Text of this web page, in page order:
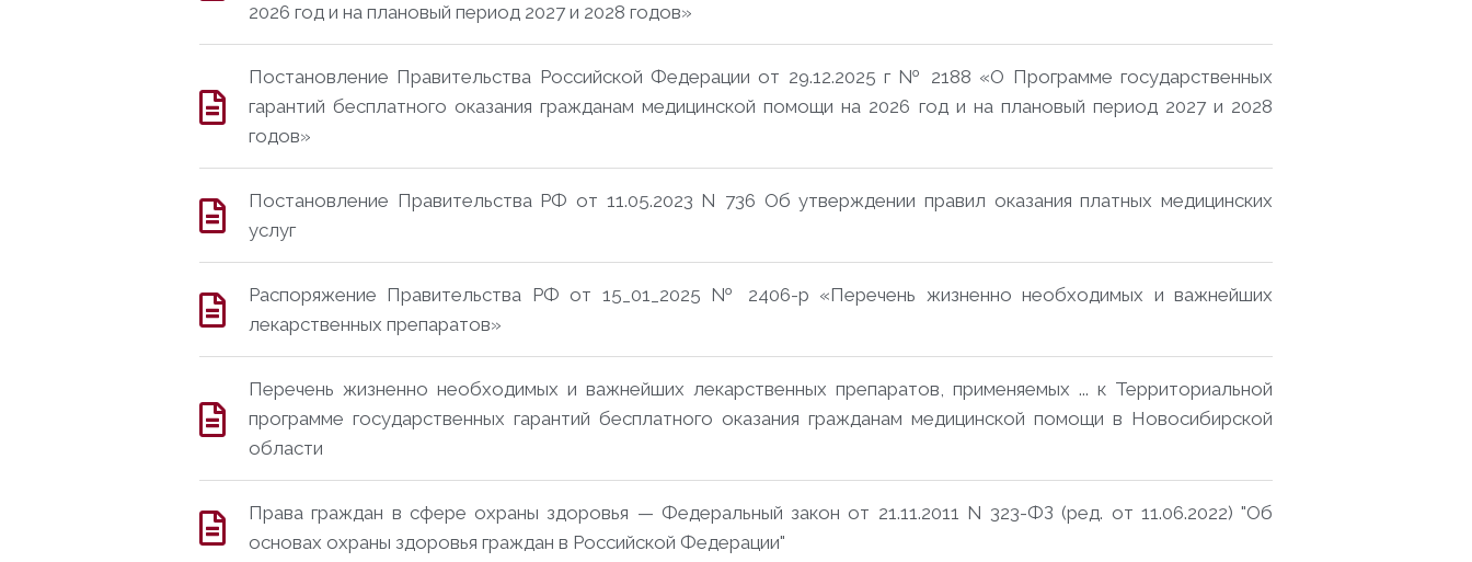
2026 год и на плановый период 2027 и 2028 годов»
Постановление Правительства Российской Федерации от 29.12.2025 г № 2188 «О Программе государственных
гарантий бесплатного оказания гражданам медицинской помощи на 2026 год и на плановый период 2027 и 2028
годов»
Постановление Правительства РФ от 11.05.2023 N 736 Об утверждении правил оказания платных медицинских
услуг
Распоряжение Правительства РФ от 15_01_2025 № 2406-р «Перечень жизненно необходимых и важнейших
лекарственных препаратов»
Перечень жизненно необходимых и важнейших лекарственных препаратов, применяемых ... к Территориальной
программе государственных гарантий бесплатного оказания гражданам медицинской помощи в Новосибирской
области
Права граждан в сфере охраны здоровья — Федеральный закон от 21.11.2011 N 323-ФЗ (ред. от 11.06.2022) "Об
основах охраны здоровья граждан в Российской Федерации"